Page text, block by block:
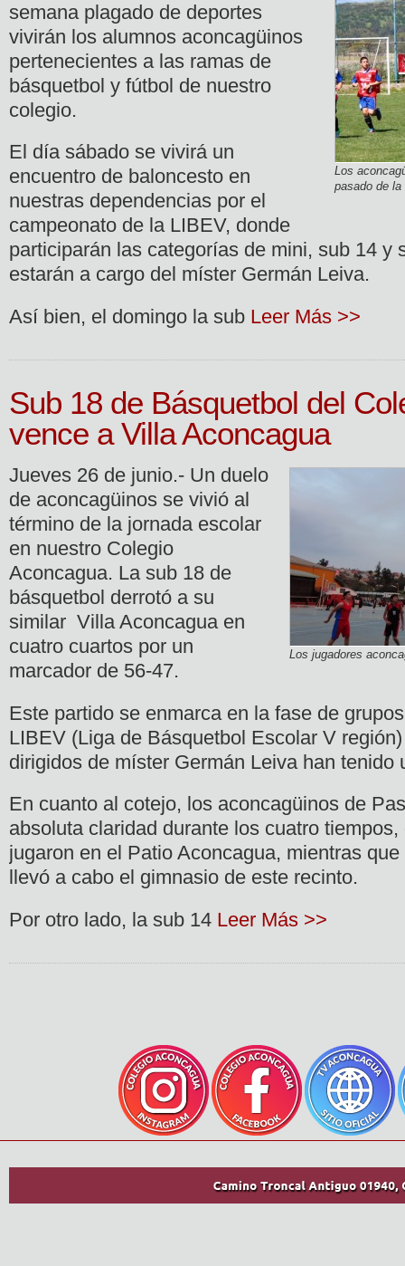
Los
pasado de la
semana plagado de deportes
vivirán los alumnos aconcagüinos
pertenecientes a las ramas de
básquetbol y fútbol de nuestro
colegio.
El día sábado se vivirá un
encuentro de baloncesto en
nuestras dependencias por el
campeonato de la LIBEV, donde
participarán las categorías de mini, sub 14 y
estarán a cargo del míster Germán Leiva.
Así bien, el domingo la sub Leer Más >>
Sub 18 de Básquetbol del
vence a Villa Aconcagua
Los jugadores
Jueves 26 de junio.- Un duelo
de aconcagüinos se vivió al
término de la jornada escolar
en nuestro Colegio
Aconcagua. La sub 18 de
básquetbol derrotó a su
similar Villa Aconcagua en
cuatro cuartos por un
marcador de 56-47.
Este partido se enmarca en la fase de
LIBEV (Liga de Básquetbol Escolar V
dirigidos de míster Germán Leiva han tenido
En cuanto al cotejo, los aconcagüinos de
absoluta claridad durante los cuatro
jugaron en el Patio Aconcagua, mientras
llevó a cabo el gimnasio de este recinto.
Por otro lado, la sub 14 Leer Más >>